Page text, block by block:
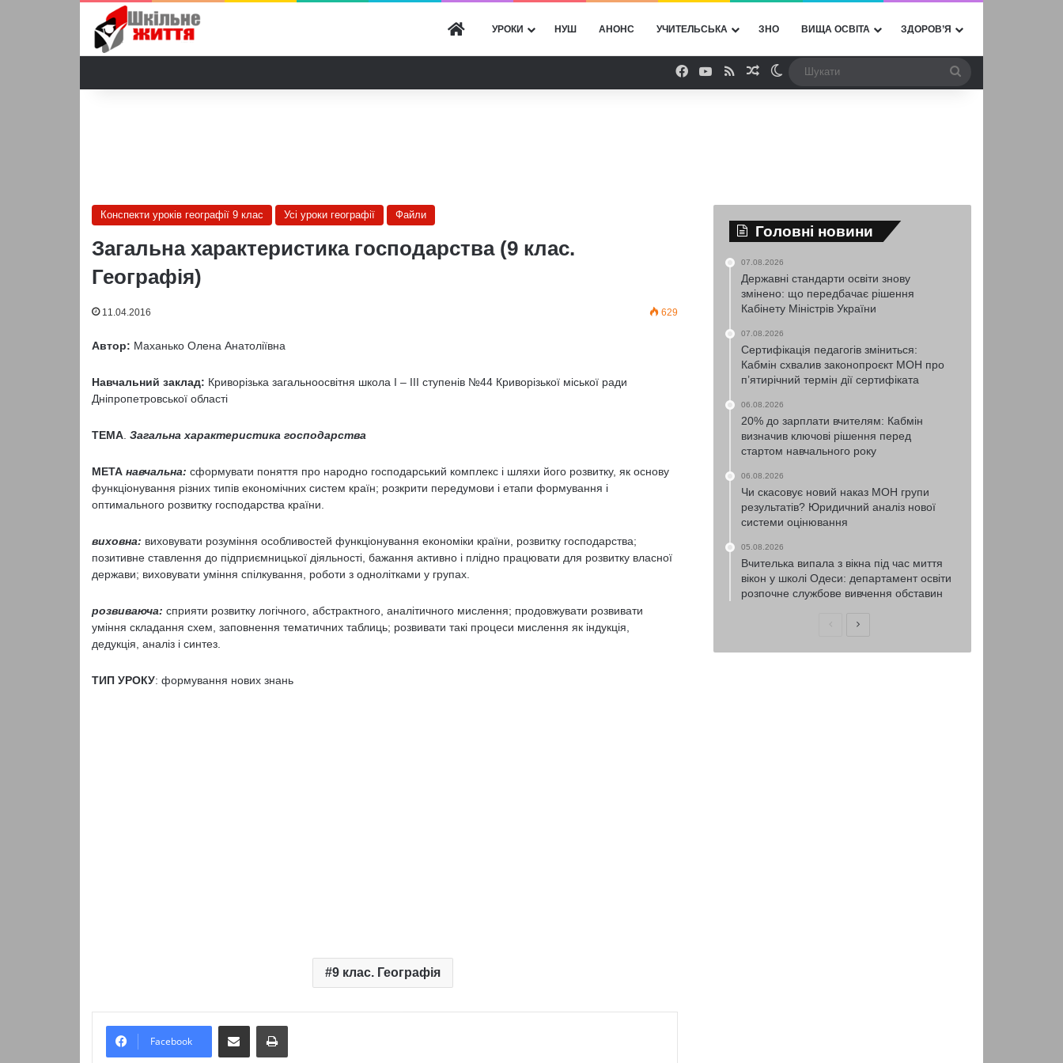
ГОЛОВНА
УРОКИ НУШ АНОНС УЧИТЕЛЬСЬКА ЗНО ВИЩА ОСВІТА ЗДОРОВ’Я
Facebook
YouTube
RSSВипадкова стаття
Switch skin
Конспекти уроків географії 9 клас Усі уроки географії Файли
Загальна характеристика господарства (9 клас.
Географія)
11.04.2016 629
Автор: Маханько Олена Анатоліївна
Навчальний заклад: Криворізька загальноосвітня школа І – ІІІ ступенів №44 Криворізької міської ради
Дніпропетровської області
ТЕМА. Загальна характеристика господарства
МЕТА навчальна: сформувати поняття про народно господарський комплекс і шляхи його розвитку, як основу
функціонування різних типів економічних систем країн; розкрити передумови і етапи формування і
оптимального розвитку господарства країни.
виховна: виховувати розуміння особливостей функціонування економіки країни, розвитку господарства;
позитивне ставлення до підприємницької діяльності, бажання активно і плідно працювати для розвитку власної
держави; виховувати уміння спілкування, роботи з однолітками у групах.
розвиваюча: сприяти розвитку логічного, абстрактного, аналітичного мислення; продовжувати розвивати
уміння складання схем, заповнення тематичних таблиць; розвивати такі процеси мислення як індукція,
дедукція, аналіз і синтез.
ТИП УРОКУ: формування нових знань
9 клас. Географія
Facebook
Надіслати електронною поштоюНадрукувати
Головні новини
07.08.2026
Державні стандарти освіти знову
змінено: що передбачає рішення
Кабінету Міністрів України
07.08.2026
Сертифікація педагогів зміниться:
Кабмін схвалив законопроєкт МОН про
п’ятирічний термін дії сертифіката
06.08.2026
20% до зарплати вчителям: Кабмін
визначив ключові рішення перед
стартом навчального року
06.08.2026
Чи скасовує новий наказ МОН групи
результатів? Юридичний аналіз нової
системи оцінювання
05.08.2026
Вчителька випала з вікна під час миття
вікон у школі Одеси: департамент освіти
розпочне службове вивчення обставин
ПопередняНаступна